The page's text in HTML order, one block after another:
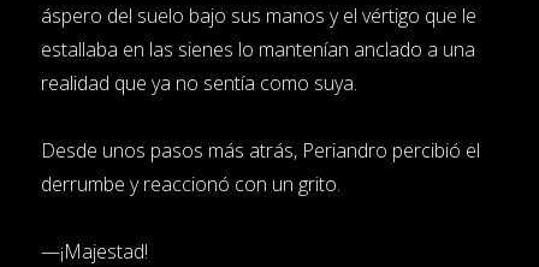
áspero del suelo bajo sus manos y el vértigo que le
estallaba en las sienes lo mantenían anclado a una
realidad que ya no sentía como suya.
Desde unos pasos más atrás, Periandro percibió el
derrumbe y reaccionó con un grito.
—¡Majestad!